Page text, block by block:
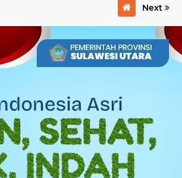
Next